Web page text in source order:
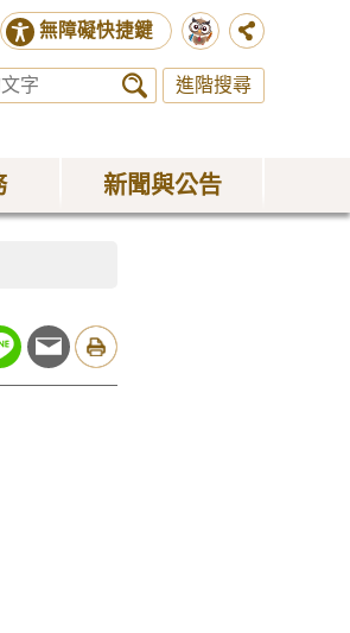
無障礙快捷鍵
進階搜尋
新聞與公告